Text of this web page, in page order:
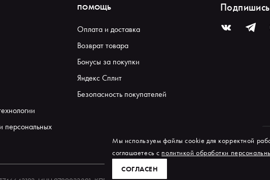
персональных
ПОМОЩЬ
Оплата и доставка
Возврат товара
Бонусы за покупки
Яндекс Сплит
Безопасность покупателей
Мы используем файлы cookie для корректной
соглашаетесь с политикой обработки
СОГЛАСЕН